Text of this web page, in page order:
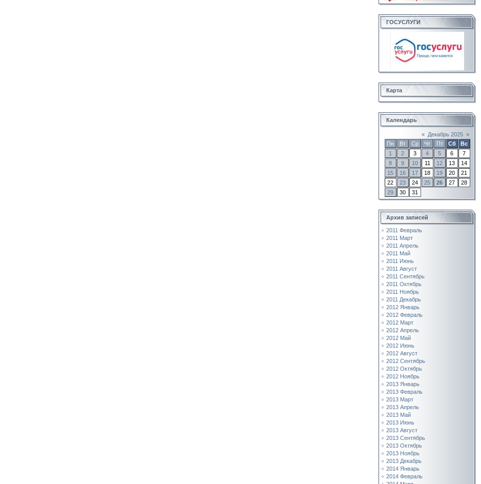
ГОСУСЛУГИ
Карта
Календарь
« Декабрь 2025 »
Пн
Вт Ср Чт Пт Сб
Вс
1
2 3 4 5 6
7
8
9 10 11 12 13
14
15
16 17 18 19 20
21
22
23 24 25 26 27
28
29
30 31
Архив записей
2011 Февраль
2011 Март
2011 Апрель
2011 Май
2011 Июнь
2011 Август
2011 Сентябрь
2011 Октябрь
2011 Ноябрь
2011 Декабрь
2012 Январь
2012 Февраль
2012 Март
2012 Апрель
2012 Май
2012 Июнь
2012 Август
2012 Сентябрь
2012 Октябрь
2012 Ноябрь
2013 Январь
2013 Февраль
2013 Март
2013 Апрель
2013 Май
2013 Июнь
2013 Август
2013 Сентябрь
2013 Октябрь
2013 Ноябрь
2013 Декабрь
2014 Январь
2014 Февраль